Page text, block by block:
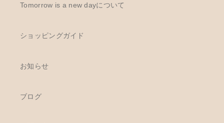
Tomorrow is a new dayについて
ショッピングガイド
お知らせ
ブログ